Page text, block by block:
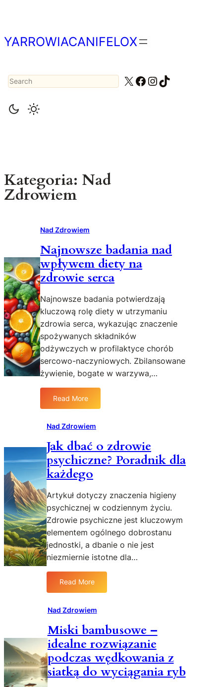
treści
YARROWIACANIFELOX
Search X Facebook
Instagram
TikTok
Kategoria: Nad
Zdrowiem
Nad Zdrowiem
Najnowsze badania nad
wpływem diety na
zdrowie serca
Najnowsze badania potwierdzają
kluczową rolę diety w utrzymaniu
zdrowia serca, wykazując znaczenie
spożywanych składników
odżywczych w profilaktyce chorób
sercowo-naczyniowych. Zbilansowane
żywienie, bogate w warzywa,…
Read More
a
n
o
w
s
e
b
a
d
a
n
d
p
ł
w
e
Nad Zdrowiem
Jak dbać o zdrowie
psychiczne? Poradnik dla
każdego
Artykuł dotyczy znaczenia higieny
psychicznej w codziennym życiu.
Zdrowie psychiczne jest kluczowym
elementem ogólnego dobrostanu
jednostki, a dbanie o nie jest
niezmiernie istotne dla…
Read More
a
d
b
a
ć
o
Nad Zdrowiem
Miski bambusowe –
idealne rozwiązanie
podczas wędkowania z
siatką do wyciągania ryb